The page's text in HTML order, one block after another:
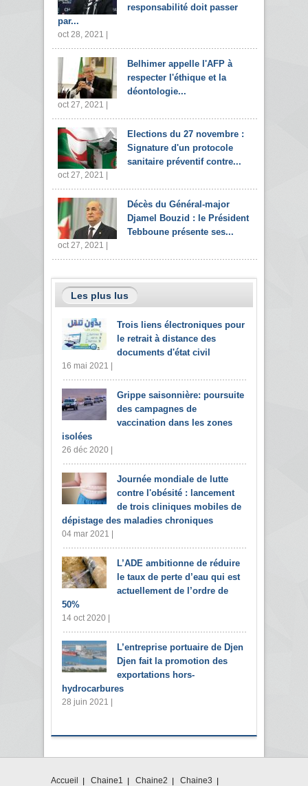
responsabilité doit passer
par...
oct 28, 2021 |
Belhimer appelle l'AFP à
respecter l'éthique et la
déontologie...
oct 27, 2021 |
Elections du 27 novembre :
Signature d'un protocole
sanitaire préventif contre...
oct 27, 2021 |
Décès du Général-major
Djamel Bouzid : le Président
Tebboune présente ses...
oct 27, 2021 |
Les plus lus
Trois liens électroniques pour
le retrait à distance des
documents d'état civil
16 mai 2021 |
Grippe saisonnière: poursuite
des campagnes de
vaccination dans les zones
isolées
26 déc 2020 |
Journée mondiale de lutte
contre l'obésité : lancement
de trois cliniques mobiles de
dépistage des maladies chroniques
04 mar 2021 |
L’ADE ambitionne de réduire
le taux de perte d’eau qui est
actuellement de l’ordre de
50%
14 oct 2020 |
L’entreprise portuaire de Djen
Djen fait la promotion des
exportations hors-
hydrocarbures
28 juin 2021 |
Accueil Chaine1 Chaine2 Chaine3